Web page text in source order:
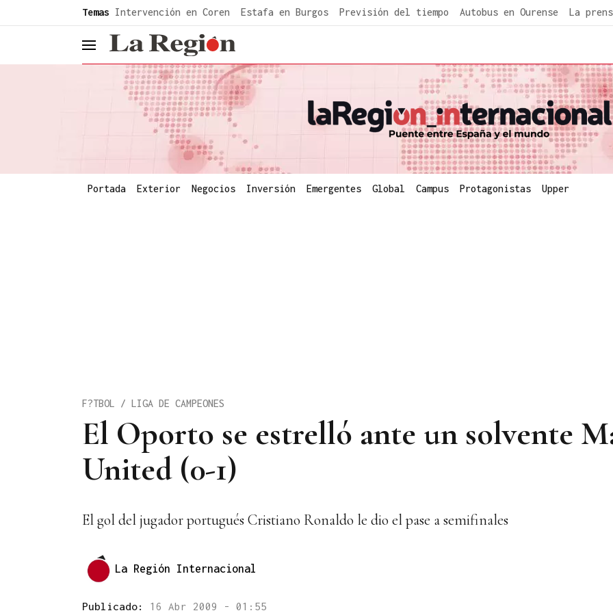
Temas Intervención en Coren Estafa en Burgos Previsión del tiempo Autobus en Ourense La
header.menu.open
Portada Exterior Negocios Inversión Emergentes Global Campus Protagonistas Upper
El Oporto se estrelló ante un solvente
United (0-1)
F?TBOL / LIGA DE CAMPEONES
El gol del jugador portugués Cristiano Ronaldo le dio el pase a semifinales
La Región Internacional
Publicado: 16 Abr 2009 - 01:55